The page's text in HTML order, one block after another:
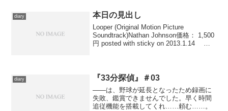
diary 本日の見出し
Looper (Original Motion Picture
Soundtrack)Nathan Johnson価格： 1,500
円 posted with sticky on 2013.1.14 映
diary 『33分探偵』＃03
――は、野球が延長となったため録画に
失敗、鑑賞できませんでした。早く時間
追従機能を搭載してくれ……頼む……。